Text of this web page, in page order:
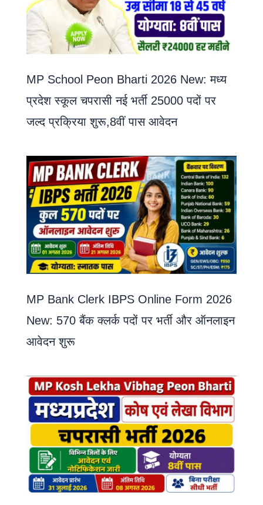
MP School Peon Bharti 2026 New: मध्य
प्रदेश स्कूल चपरासी नई भर्ती 25000 पदों पर
जल्द प्रक्रिया शुरू,8वीं पास आवेदन
MP Bank Clerk IBPS Online Form 2026
New: 570 बैंक क्लर्क पदों पर भर्ती और ऑनलाइन
आवेदन शुरू